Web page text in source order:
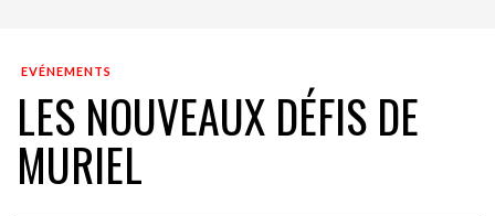
EVÉNEMENTS
LES NOUVEAUX DÉFIS DE
MURIEL